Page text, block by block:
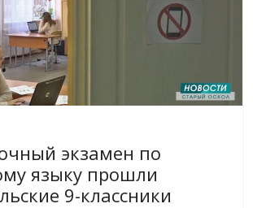
экзамен по
языку прошли
9-классники